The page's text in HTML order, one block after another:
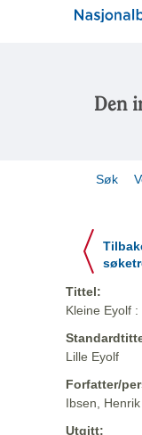
Den
Søk
Tittel:
Kleine Eyolf
Lille Eyolf
Forfatter/
Ibsen, Henrik
Utgitt: